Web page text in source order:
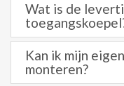
Wat is de
Kan ik mijn
monteren?